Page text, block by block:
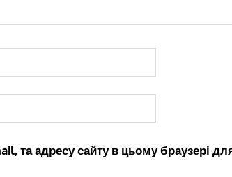
та адресу сайту в цьому браузері